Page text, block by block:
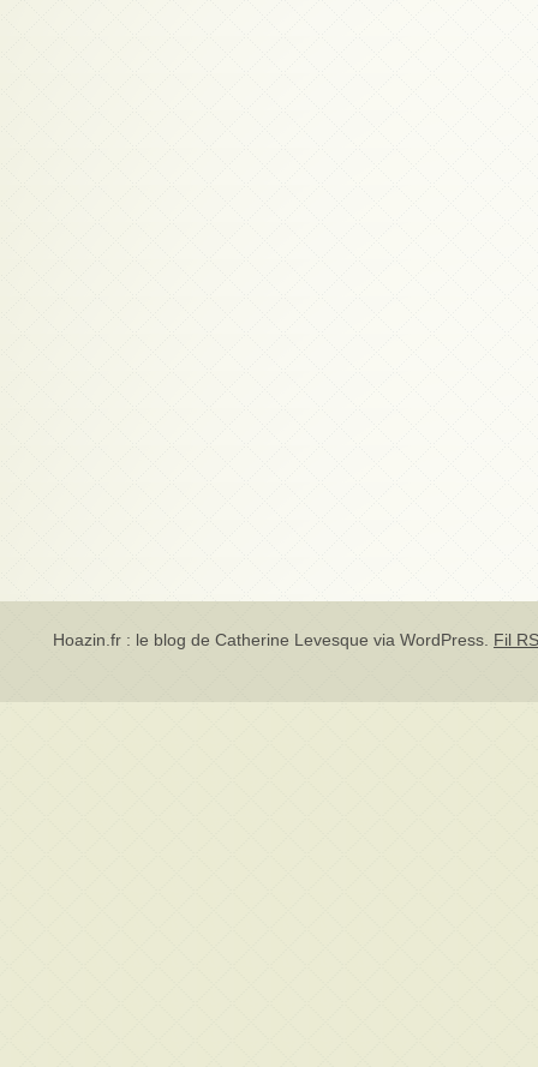
Hoazin.fr : le blog de Catherine Levesque via WordPress Fil